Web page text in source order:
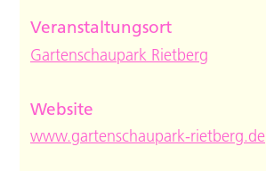
Veranstaltungsort
Gartenschaupark Rietberg
Website
www.gartenschaupark-rietberg.de